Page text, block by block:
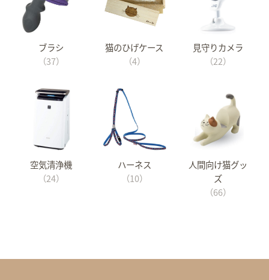
ブラシ
（37）
猫のひげケース
（4）
見守りカメラ
（22）
空気清浄機
（24）
ハーネス
（10）
人間向け猫グッ
ズ
（66）